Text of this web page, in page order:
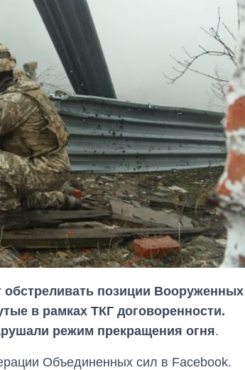
позиции Вооруженных
в рамках ТКГ договоренности.
режим прекращения огня.
Объединенных сил в Facebook.